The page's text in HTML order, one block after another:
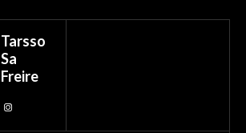
Tarsso
Sa
Freire